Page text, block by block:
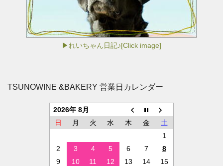
▶れいちゃん日記♪[Click image]
TSUNOWINE &BAKERY 営業日カレンダー
2026年 8月
日
月 火 水 木 金
土
1
2
3 4 5 6 7
8
9
10 11 12 13 14
15